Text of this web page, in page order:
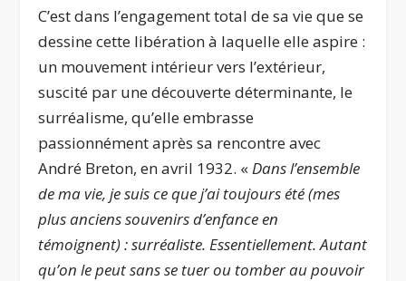
C’est dans l’engagement total de sa vie que se
dessine cette libération à laquelle elle aspire :
un mouvement intérieur vers l’extérieur,
suscité par une découverte déterminante, le
surréalisme, qu’elle embrasse
passionnément après sa rencontre avec
André Breton, en avril 1932. «Dans l’ensemble
de ma vie, je suis ce que j’ai toujours été (mes
plus anciens souvenirs d’enfance en
témoignent) : surréaliste. Essentiellement. Autant
qu’on le peut sans se tuer ou tomber au pouvoir